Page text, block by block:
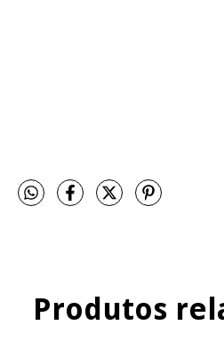
Produtos